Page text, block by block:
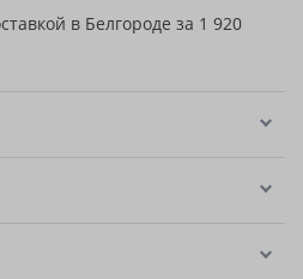
в Белгороде за 1 920